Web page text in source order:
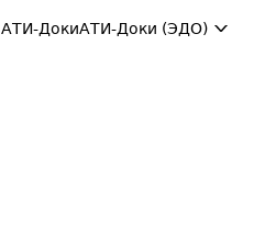
АТИ-ДокиАТИ-Доки (ЭДО)